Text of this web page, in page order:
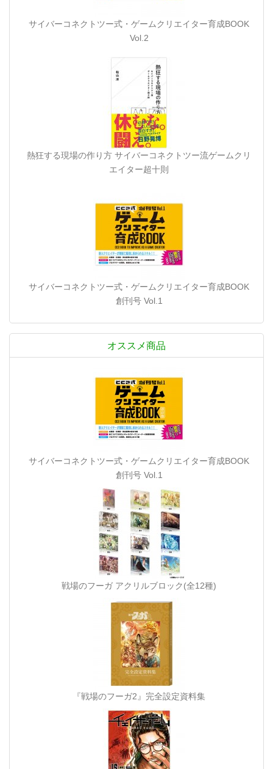
サイバーコネクトツー式・ゲームクリエイター育成BOOK
Vol.2
熱狂する現場の作り方 サイバーコネクトツー流ゲームクリ
エイター超十則
サイバーコネクトツー式・ゲームクリエイター育成BOOK
創刊号 Vol.1
オススメ商品
サイバーコネクトツー式・ゲームクリエイター育成BOOK
創刊号 Vol.1
戦場のフーガ アクリルブロック(全12種)
『戦場のフーガ2』完全設定資料集